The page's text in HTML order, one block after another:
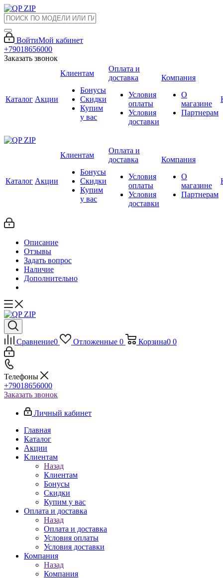
ВойтиМой кабинет
+79018656000
Заказать звонок
Каталог Акции
Клиентам
Бонусы
Скидки
Купим
у вас
Оплата и
доставка
Условия
оплаты
Условия
доставки
Компания
О
магазине
Партнерам
Каталог Акции
Клиентам
Бонусы
Скидки
Купим
у вас
Оплата и
доставка
Условия
оплаты
Условия
доставки
Компания
О
магазине
Партнерам
Описание
Отзывы
Задать вопрос
Наличие
Дополнительно
Сравнение0 Отложенные 0 Корзина0 0
Телефоны
+79018656000
Заказать звонок
Личный кабинет
Главная
Каталог
Акции
Клиентам
Назад
Клиентам
Бонусы
Скидки
Купим у вас
Оплата и доставка
Назад
Оплата и доставка
Условия оплаты
Условия доставки
Компания
Назад
Компания